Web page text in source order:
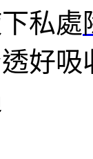
私處
好吸